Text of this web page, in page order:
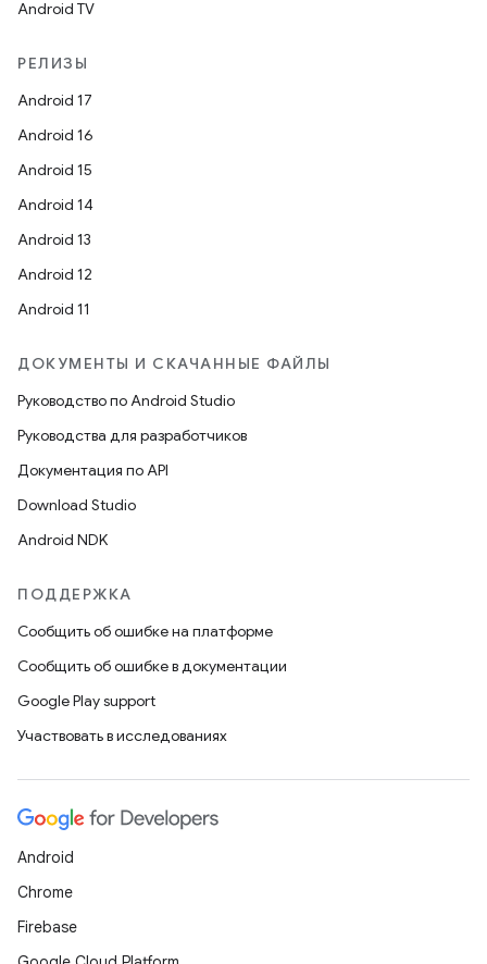
Android TV
РЕЛИЗЫ
Android 17
Android 16
Android 15
Android 14
Android 13
Android 12
Android 11
ДОКУМЕНТЫ И СКАЧАННЫЕ ФАЙЛЫ
Руководство по Android Studio
Руководства для разработчиков
Документация по API
Download Studio
Android NDK
ПОДДЕРЖКА
Сообщить об ошибке на платформе
Сообщить об ошибке в документации
Google Play support
Участвовать в исследованиях
Android
Chrome
Firebase